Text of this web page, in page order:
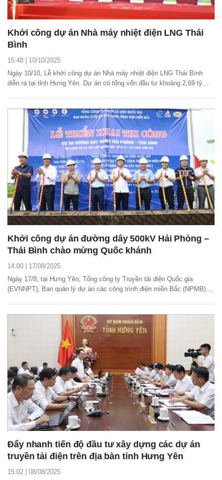
Khởi công dự án Nhà máy nhiệt điện LNG Thái
Bình
15:48 | 10/10/2025
Ngày 10/10, Lễ khởi công dự án Nhà máy nhiệt điện LNG Thái Bình
diễn ra tại tỉnh Hưng Yên. Dự án có tổng vốn đầu tư khoảng 2,69 tỷ
Khởi công dự án đường dây 500kV Hải Phòng –
Thái Bình chào mừng Quốc khánh
14:00 | 17/08/2025
Ngày 17/8, tại Hưng Yên, Tổng công ty Truyền tải điện Quốc gia
(EVNNPT), Ban quản lý dự án các công trình điện miền Bắc (NPMB)
Đẩy nhanh tiến độ đầu tư xây dựng các dự án
truyền tải điện trên địa bàn tỉnh Hưng Yên
15:02 | 08/08/2025